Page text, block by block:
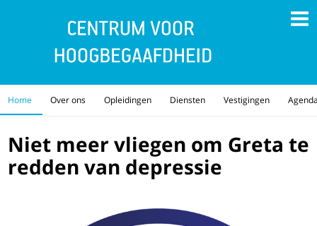
Home Over ons Opleidingen Diensten Vestigingen
Niet meer vliegen om Greta te
redden van depressie